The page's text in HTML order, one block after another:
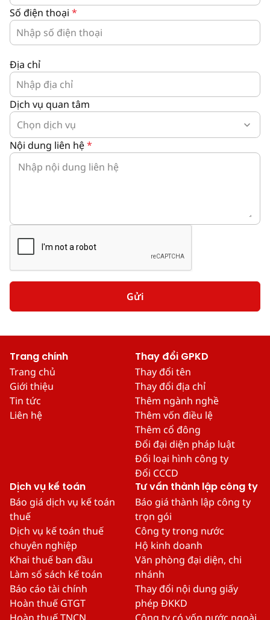
Số điện thoại *
Địa chỉ
Dịch vụ quan tâm
Nội dung liên hệ*
Gửi
Trang chính
Trang chủ
Giới thiệu
Tin tức
Liên hệ
Thay đổi GPKD
Thay đổi tên
Thay đổi địa chỉ
Thêm ngành nghề
Thêm vốn điều lệ
Thêm cổ đông
Đổi đại diện pháp luật
Đổi loại hình công ty
Đổi CCCD
Dịch vụ kế toán
Báo giá dịch vụ kế toán
thuế
Dịch vụ kế toán thuế
chuyên nghiệp
Khai thuế ban đầu
Làm sổ sách kế toán
Báo cáo tài chính
Hoàn thuế GTGT
Tư vấn thành lập công ty
Báo giá thành lập công ty
trọn gói
Công ty trong nước
Hộ kinh doanh
Văn phòng đại diện, chi
nhánh
Thay đổi nội dung giấy
phép ĐKKD